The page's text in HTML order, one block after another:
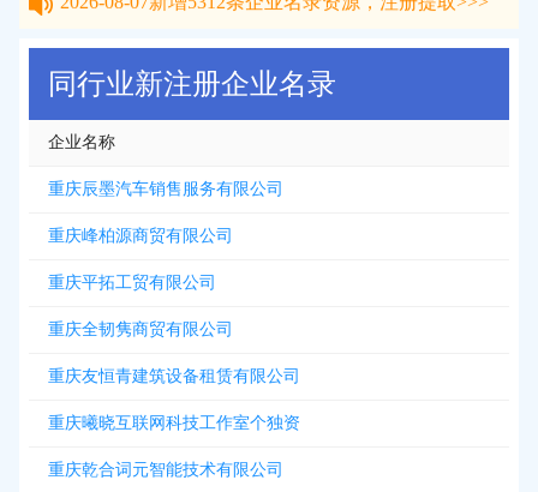
同行业新注册企业名录
企业名称
重庆辰墨汽车销售服务有限公司
重庆峰柏源商贸有限公司
重庆平拓工贸有限公司
重庆全韧隽商贸有限公司
重庆友恒青建筑设备租赁有限公司
重庆曦晓互联网科技工作室个独资
重庆乾合词元智能技术有限公司